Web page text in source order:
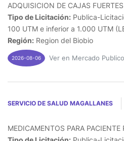
ADQUISICION DE CAJAS
Tipo de Licitación: Publica-
100 UTM e inferior a 1.000 UTM
Región: Region del Biobio
2026-08-06 Ver en Mercado Publico
SERVICIO DE SALUD MAGALLANES
MEDICAMENTOS PARA PACIENTE